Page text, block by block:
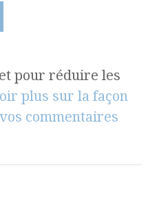
pour réduire les
plus sur la façon
commentaires